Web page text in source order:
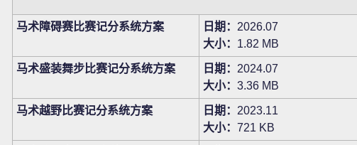
马术障碍赛比赛记分系统方案 日期： 2026.07
大小： 1.82 MB
马术盛装舞步比赛记分系统方案 日期： 2024.07
大小： 3.36 MB
马术越野比赛记分系统方案 日期： 2023.11
大小： 721 KB